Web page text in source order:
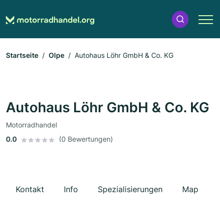
Startseite Olpe Autohaus Löhr GmbH & Co. KG
Autohaus Löhr GmbH & Co. KG
Motorradhandel
0.0
(0 Bewertungen)
Kontakt Info Spezialisierungen Map